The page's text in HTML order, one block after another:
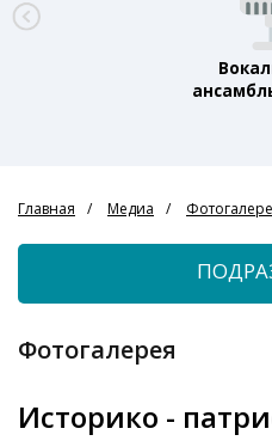
Главная Медиа
Фотогалерея
Историко -